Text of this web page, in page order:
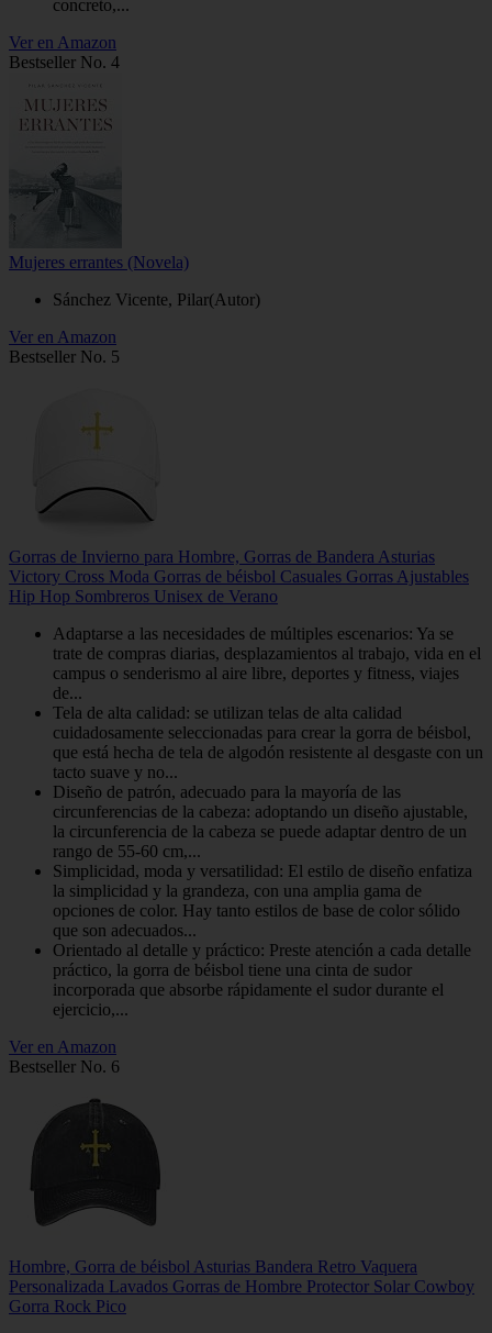
concreto,...
Ver en Amazon
Bestseller No. 4
Mujeres errantes (Novela)
Sánchez Vicente, Pilar(Autor)
Ver en Amazon
Bestseller No. 5
Gorras de Invierno para Hombre, Gorras de Bandera Asturias
Victory Cross Moda Gorras de béisbol Casuales Gorras Ajustables
Hip Hop Sombreros Unisex de Verano
Adaptarse a las necesidades de múltiples escenarios: Ya se
trate de compras diarias, desplazamientos al trabajo, vida en el
campus o senderismo al aire libre, deportes y fitness, viajes
de...
Tela de alta calidad: se utilizan telas de alta calidad
cuidadosamente seleccionadas para crear la gorra de béisbol,
que está hecha de tela de algodón resistente al desgaste con un
tacto suave y no...
Diseño de patrón, adecuado para la mayoría de las
circunferencias de la cabeza: adoptando un diseño ajustable,
la circunferencia de la cabeza se puede adaptar dentro de un
rango de 55-60 cm,...
Simplicidad, moda y versatilidad: El estilo de diseño enfatiza
la simplicidad y la grandeza, con una amplia gama de
opciones de color. Hay tanto estilos de base de color sólido
que son adecuados...
Orientado al detalle y práctico: Preste atención a cada detalle
práctico, la gorra de béisbol tiene una cinta de sudor
incorporada que absorbe rápidamente el sudor durante el
ejercicio,...
Ver en Amazon
Bestseller No. 6
Hombre, Gorra de béisbol Asturias Bandera Retro Vaquera
Personalizada Lavados Gorras de Hombre Protector Solar Cowboy
Gorra Rock Pico